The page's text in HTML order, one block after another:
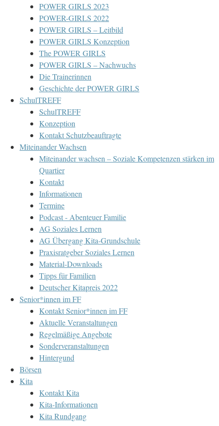
POWER GIRLS 2023
POWER-GIRLS 2022
POWER GIRLS – Leitbild
POWER GIRLS Konzeption
The POWER GIRLS
POWER GIRLS – Nachwuchs
Die Trainerinnen
Geschichte der POWER GIRLS
SchulTREFF
SchulTREFF
Konzeption
Kontakt Schutzbeauftragte
Miteinander Wachsen
Miteinander wachsen – Soziale Kompetenzen stärken im
Quartier
Kontakt
Informationen
Termine
Podcast - Abenteuer Familie
AG Soziales Lernen
AG Übergang Kita-Grundschule
Praxisratgeber Soziales Lernen
Material-Downloads
Tipps für Familien
Deutscher Kitapreis 2022
Senior*innen im FF
Kontakt Senior*innen im FF
Aktuelle Veranstaltungen
Regelmäßige Angebote
Sonderveranstaltungen
Hintergund
Börsen
Kita
Kontakt Kita
Kita-Informationen
Kita Rundgang